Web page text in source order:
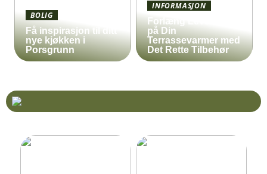
BOLIG
Få inspirasjon til ditt
nye kjøkken i
Porsgrunn
INFORMASJON
Forlæng Levetiden
på Din
Terrassevarmer med
Det Rette Tilbehør